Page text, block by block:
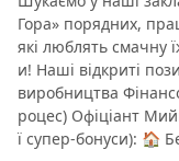
Гора» порядних,
які люблять смачну
и! Наші відкриті
виробництва
роцес) Офіціант
ї супер-бонуси): 🏠